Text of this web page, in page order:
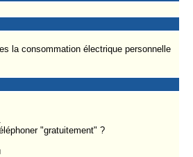
la consommation électrique personnelle
"gratuitement" ?